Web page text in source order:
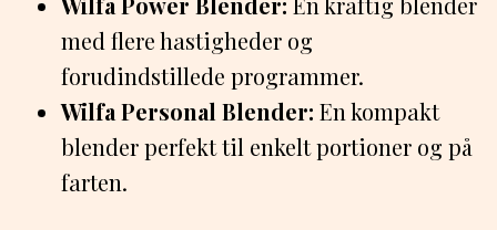
med flere hastigheder og
forudindstillede programmer.
Wilfa Personal Blender: En kompakt
blender perfekt til enkelt portioner og på
farten.